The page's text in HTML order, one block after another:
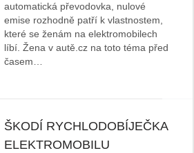
automatická převodovka, nulové
emise rozhodně patří k vlastnostem,
které se ženám na elektromobilech
líbí. Žena v autě.cz na toto téma před
časem…
ŠKODÍ RYCHLODOBÍJEČKA
ELEKTROMOBILU